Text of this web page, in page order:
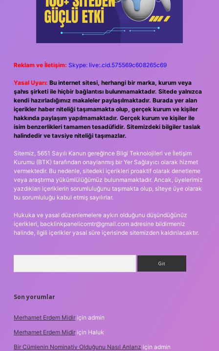
Reklam ve İletişim: Skype: live:.cid.575569c608265c69
Yasal Uyarı: Bu internet sitesi, herhangi bir marka, kurum veya
şahıs şirketi ile hiçbir bağlantısı bulunmamaktadır. Sitede yalnızca
kendi hazırladığımız makaleler paylaşılmaktadır. Burada yer alan
içerikler haber niteliği taşımamakta olup, gerçek kurum ve kişiler
hakkında paylaşım yapılmamaktadır. Gerçek kurum ve kişiler ile
isim benzerlikleri tamamen tesadüfidir. Sitemizdeki bilgiler taslak
halindedir ve tavsiye niteliği taşımazlar.
Sitemiz, 5651 Sayılı Kanun gereğince Bilgi Teknolojileri ve İletişim
Kurumu (BTK) tarafından onaylanmış bir Yer Sağlayıcı olarak hizmet
vermektedir. Bu nedenle, sitedeki içerikleri proaktif olarak denetleme
veya araştırma yükümlülüğümüz bulunmamaktadır. Ancak, üyelerimiz
yazdıkları içeriklerin sorumluluğunu taşımakta olup, siteye üye olarak
bu sorumluluğu kabul etmiş sayılırlar.
Hukuka ve yasal düzenlemelere aykırı olduğunu düşündüğünüz
içerikleri, backlinkpanelicomtr@gmail.com adresine bildirmeniz
halinde, ilgili içerikler yasal süre içerisinde sitemizden kaldırılacaktır.
Son yorumlar
Merhamet Erdem Midir için admin
Merhamet Erdem Midir için Haluk
Bir Cümlenin Nominativ Olduğunu Nasıl Anlarız için admin